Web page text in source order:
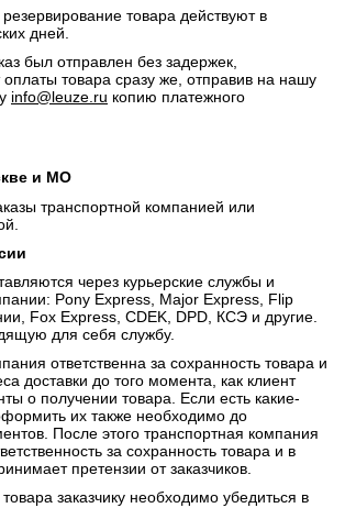
товара действуют в
дней.
был отправлен без задержек,
оплаты товара сразу же, отправив на нашу
info@leuze.ru копию платежного
и МО
транспортной компанией или
через курьерские службы и
Pony Express, Major Express, Flip
Fox Express, CDEK, DPD, КСЭ и другие.
для себя службу.
ответственна за сохранность товара и
доставки до того момента, как клиент
о получении товара. Если есть какие-
их также необходимо до
После этого транспортная компания
за сохранность товара и в
претензии от заказчиков.
заказчику необходимо убедиться в